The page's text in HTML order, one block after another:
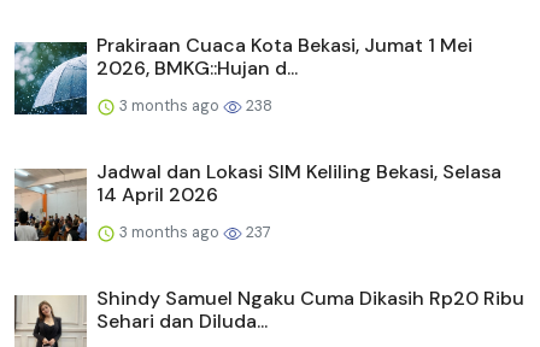
Prakiraan Cuaca Kota Bekasi, Jumat 1 Mei
2026, BMKG::Hujan d...
3 months ago 238
Jadwal dan Lokasi SIM Keliling Bekasi, Selasa
14 April 2026
3 months ago 237
Shindy Samuel Ngaku Cuma Dikasih Rp20 Ribu
Sehari dan Diluda...